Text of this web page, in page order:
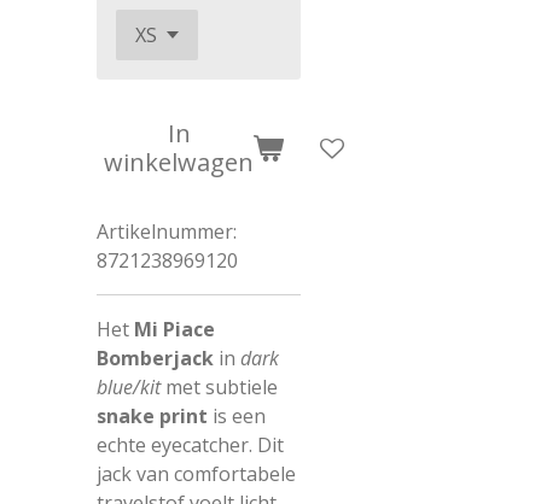
In
winkelwagen
Artikelnummer:
8721238969120
Het Mi Piace
Bomberjack in dark
blue/kitmet subtiele
snake print is een
echte eyecatcher. Dit
jack van comfortabele